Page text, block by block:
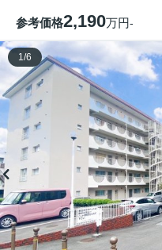
参考価格2,190万円-
1 /6